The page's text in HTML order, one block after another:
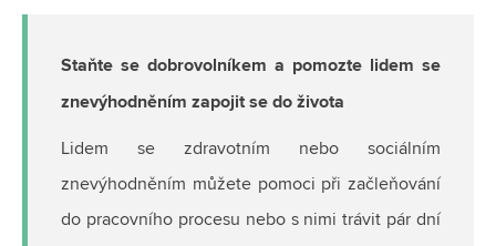
Staňte se dobrovolníkem a pomozte lidem se
znevýhodněním zapojit se do života
Lidem se zdravotním nebo sociálním
znevýhodněním můžete pomoci při začleňování
do pracovního procesu nebo s nimi trávit pár dní